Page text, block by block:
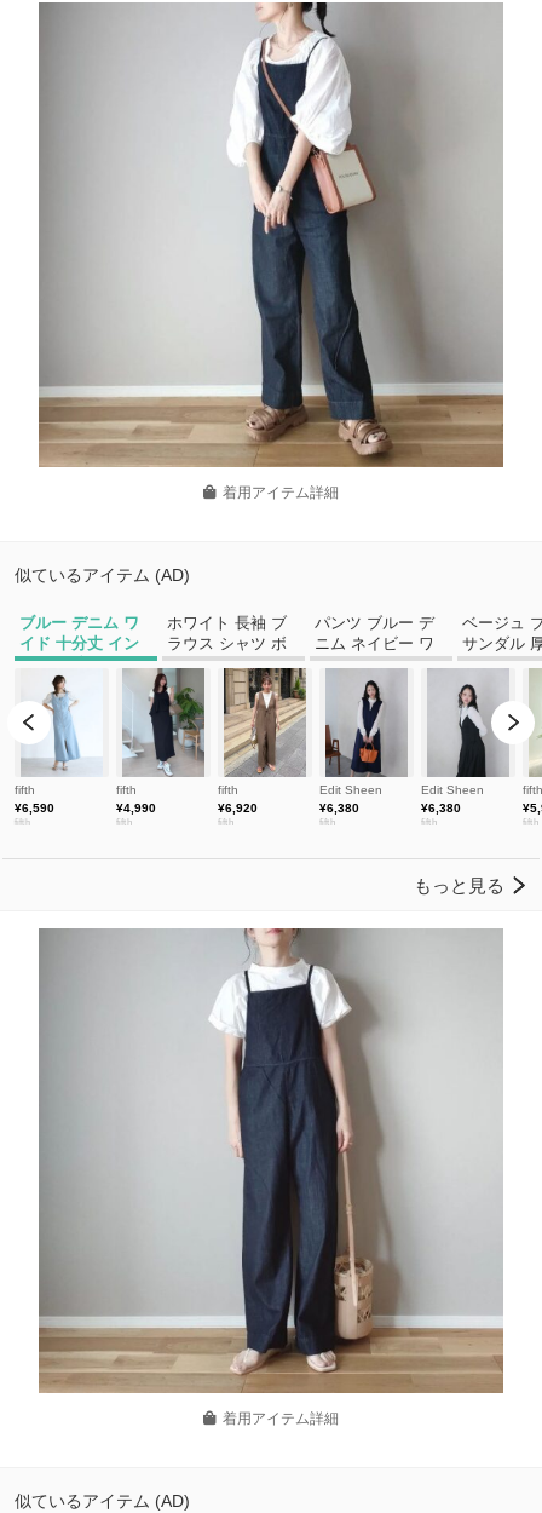
着用アイテム詳細
着用アイテム詳細